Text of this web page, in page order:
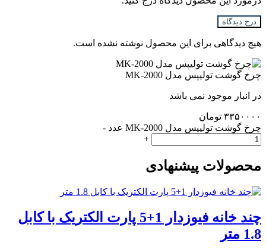
درج دیدگاه
هیچ دیدگاهی برای این محصول نوشته نشده است.
چرخ گوشت تولیپس مدل MK-2000
در انبار موجود نمی باشد
۳۳۵۰۰۰۰ تومان
چرخ گوشت تولیپس مدل MK-2000 عدد
-
+
محصولات پیشنهادی
چند خانه فیوزدار 1+5 پارت الکتریک با کابل
1.8 متر